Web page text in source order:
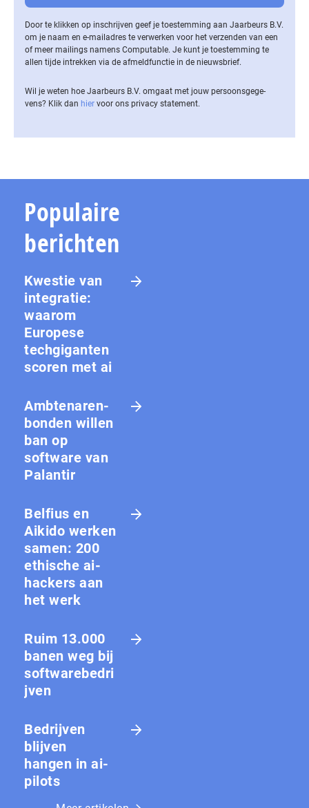
Door te klikken op inschrijven geef je toestemming aan Jaarbeurs B.V.
om je naam en e-mailadres te verwerken voor het verzenden van een
of meer mailings namens Computable. Je kunt je toestemming te
allen tijde intrekken via de af­meld­func­tie in de nieuwsbrief.
Wil je weten hoe Jaarbeurs B.V. omgaat met jouw per­soons­ge­ge­
vens? Klik dan hier voor ons privacy statement.
Populaire
berichten
Kwestie van
integratie:
waarom
Europese
techgiganten
scoren met ai
Amb­te­na­ren­
bon­den willen
ban op
software van
Palantir
Belfius en
Aikido werken
samen: 200
ethische ai-
hackers aan
het werk
Ruim 13.000
banen weg bij
softwarebedri
jven
Bedrijven
blijven
hangen in ai-
pilots